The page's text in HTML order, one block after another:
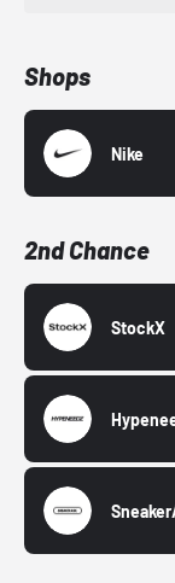
Shops
Nike
2nd Chance
StockX